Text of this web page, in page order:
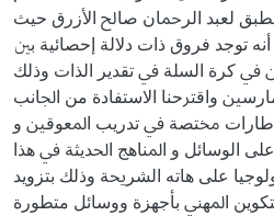
ﻟﻌﺒﺪ اﻟﺮﲪﺎن ﺻﺎﱀ اﻷزرق ﺣﻴﺚ
أﻧﻪ ﺗﻮﺟﺪ ﻓﺮوق ذات دﻻﻟﺔ إﺣﺼﺎﺋﻴﺔ ﺑﲔ
ﻛﺮة اﻟﺴﻠﺔ ﰲ ﺗﻘﺪﻳﺮ اﻟﺬات وذﻟﻚ
واﻗﱰﺣﻨﺎ اﻻﺳﺘﻔﺎدة ﻣﻦ اﳉﺎﻧﺐ
إﻃﺎرات ﳐﺘﺼﺔ ﰲ ﺗﺪرﻳﺐ اﳌﻌﻮﻗﲔ و
اﻟﻮﺳﺎﺋﻞ و اﳌﻨﺎﻫﺞ اﳊﺪﻳﺜﺔ ﰲ ﻫﺬا
ﻋﻠﻰ ﻫﺎﺗﻪ اﻟﺸﺮﳛﺔ وذﻟﻚ ﺑﺘﺰوﻳﺪ
اﳌﻬﲏ ﺑﺄﺟﻬﺰة ووﺳﺎﺋﻞ ﻣﺘﻄﻮرة